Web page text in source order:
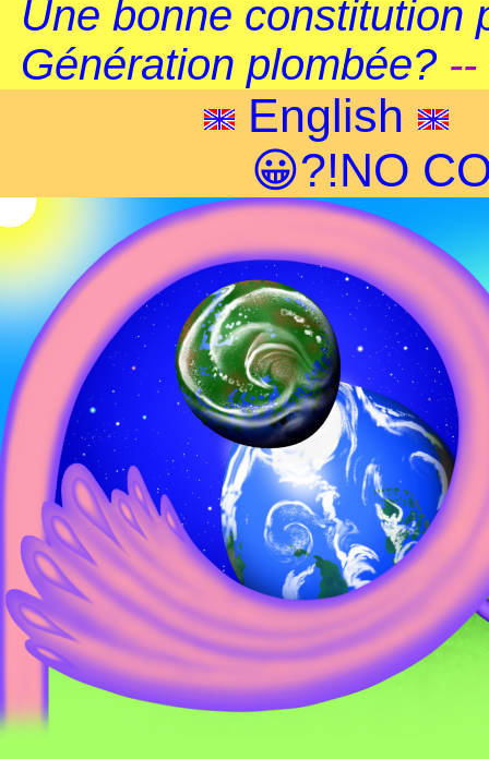
Une bonne constitution
Génération plombée?--
English
😀?!NO